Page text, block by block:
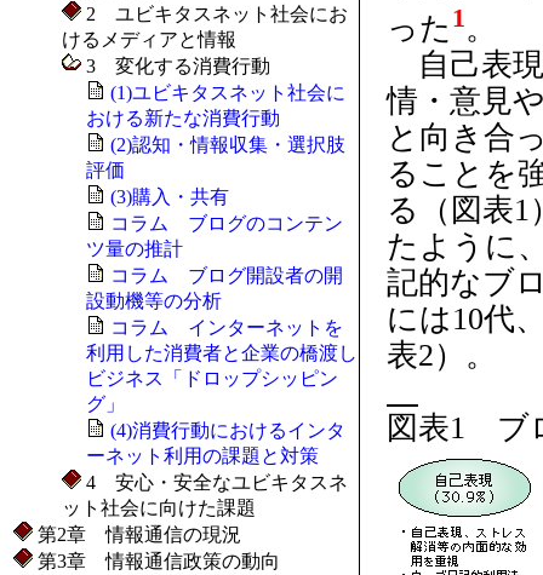
2 ユビキタスネット社会にお
けるメディアと情報
3 変化する消費行動
(1)ユビキタスネット社会に
おける新たな消費行動
(2)認知・情報収集・選択肢
評価
(3)購入・共有
コラム ブログのコンテン
ツ量の推計
コラム ブログ開設者の開
設動機等の分析
コラム インターネットを
利用した消費者と企業の橋渡し
ビジネス「ドロップシッピン
グ」
(4)消費行動におけるインタ
ーネット利用の課題と対策
4 安心・安全なユビキタスネ
ット社会に向けた課題
第2章 情報通信の現況
第3章 情報通信政策の動向
った 1。
自己表
情・意見
と向き合
ることを
る（図表
たように
記的なブ
には10代
表2）。
図表1 ブ